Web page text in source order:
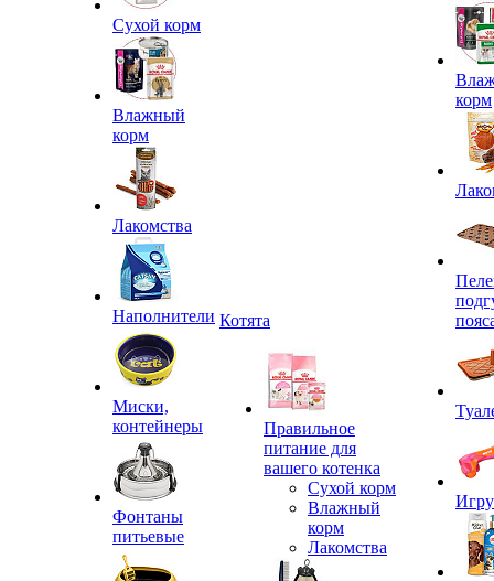
Сухой корм
Влажный
корм
Лакомства
Наполнители
Миски,
контейнеры
Фонтаны
питьевые
Котята
Правильное
питание для
вашего котенка
Сухой корм
Влажный
корм
Лакомства
корм